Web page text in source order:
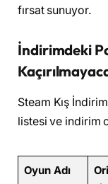
fırsat sunuyor.
İndirimdeki
Steam Kış
listesi ve indirim
Oyun Adı